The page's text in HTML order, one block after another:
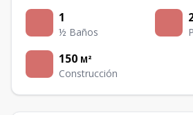
1
½ Baños
150 M²
Construcción